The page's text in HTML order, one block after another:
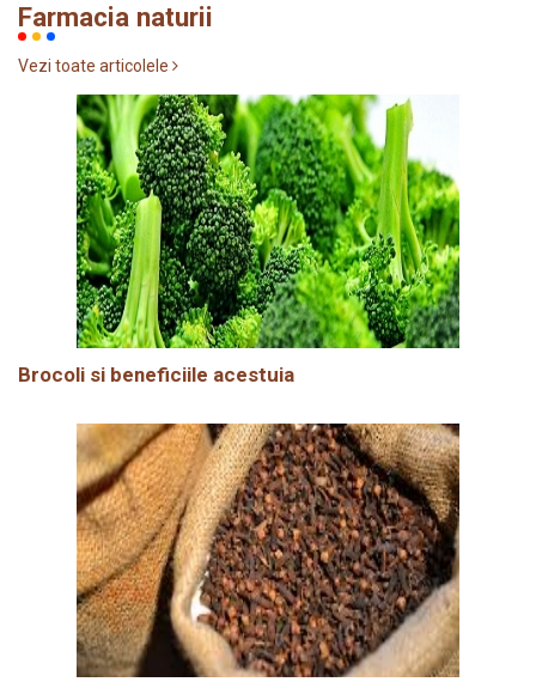
Farmacia naturii
Vezi toate articolele
Brocoli si beneficiile acestuia